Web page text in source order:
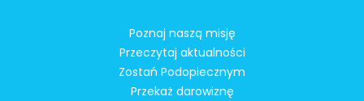
Poznaj naszą misję
Przeczytaj aktualności
Zostań Podopiecznym
Przekaż darowiznę